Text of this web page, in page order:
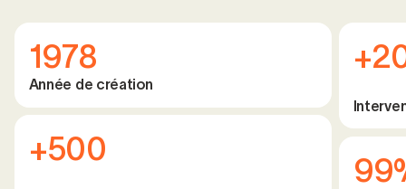
1978
Année de création
+500